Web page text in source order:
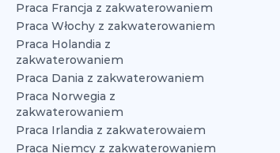
Praca Francja z zakwaterowaniem
Praca Włochy z zakwaterowaniem
Praca Holandia z
zakwaterowaniem
Praca Dania z zakwaterowaniem
Praca Norwegia z
zakwaterowaniem
Praca Irlandia z zakwaterowaiem
Praca Niemcy z zakwaterowaniem